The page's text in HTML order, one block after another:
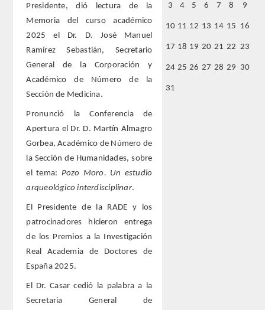
VETERINARIA
NUMERO
SUPERNUMERARIOS
CORRESPONDIENTES
Nacionales
Extranjeros
HONOR
HISTÓRICO DE ACADÉMICOS
NÚMERO
Presidente, dió lectura de la
Memoria del curso académico
2025 el Dr. D. José Manuel
Ramírez Sebastián, Secretario
General de la Corporación y
Académico de Número de la
Sección de Medicina.
Pronunció la Conferencia de
Apertura el Dr. D. Martín Almagro
Gorbea, Académico de Número de
la Sección de Humanidades, sobre
el tema: Pozo Moro. Un estudio
arqueológico interdisciplinar.
El Presidente de la RADE y los
patrocinadores hicieron entrega
de los Premios a la Investigación
Real Academia de Doctores de
España 2025.
El Dr. Casar cedió la palabra a la
Secretaria General de
3 4 5 6 7 8 9
10 11 12 13 14 15 16
17 18 19 20 21 22 23
24 25 26 27 28 29 30
31